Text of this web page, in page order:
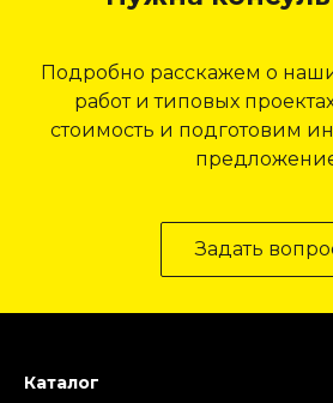
Подробно расскажем о
работ и типовых
стоимость и подготовим
Задать
Каталог